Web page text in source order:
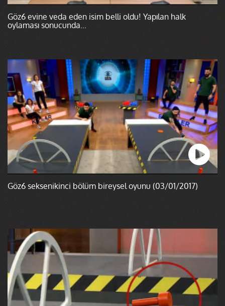
Göz6 evine veda eden isim belli oldu! Yapılan halk
oylaması sonucunda...
Göz6 seksenikinci bölüm bireysel oyunu (03/01/2017)